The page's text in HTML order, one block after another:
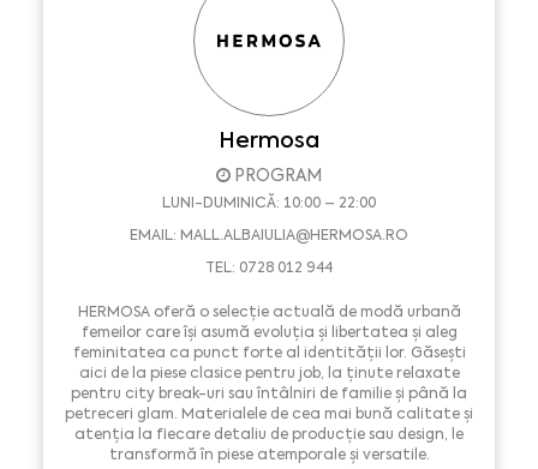
Hermosa
PROGRAM
LUNI-DUMINICĂ: 10:00 – 22:00
EMAIL: MALL.ALBAIULIA@HERMOSA.RO
TEL: 0728 012 944
HERMOSA oferă o selecție actuală de modă urbană
femeilor care își asumă evoluția și libertatea și aleg
feminitatea ca punct forte al identității lor. Găsești
aici de la piese clasice pentru job, la ținute relaxate
pentru city break-uri sau întâlniri de familie și până la
petreceri glam. Materialele de cea mai bună calitate și
atenția la fiecare detaliu de producție sau design, le
transformă în piese atemporale și versatile.